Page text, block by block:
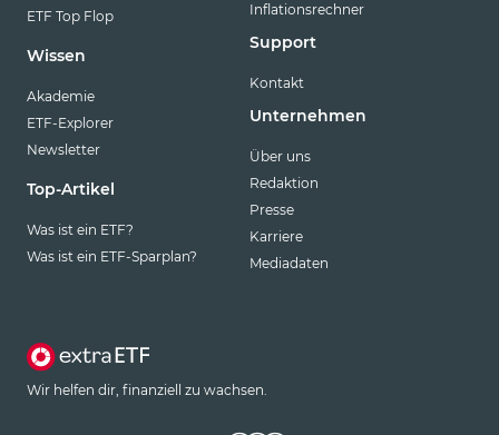
ETF Top Flop
Wissen
Akademie
ETF-Explorer
Newsletter
Top-Artikel
Was ist ein ETF?
Was ist ein ETF-Sparplan?
Inflationsrechner
Support
Kontakt
Unternehmen
Über uns
Redaktion
Presse
Karriere
Mediadaten
Wir helfen dir, finanziell zu wachsen.